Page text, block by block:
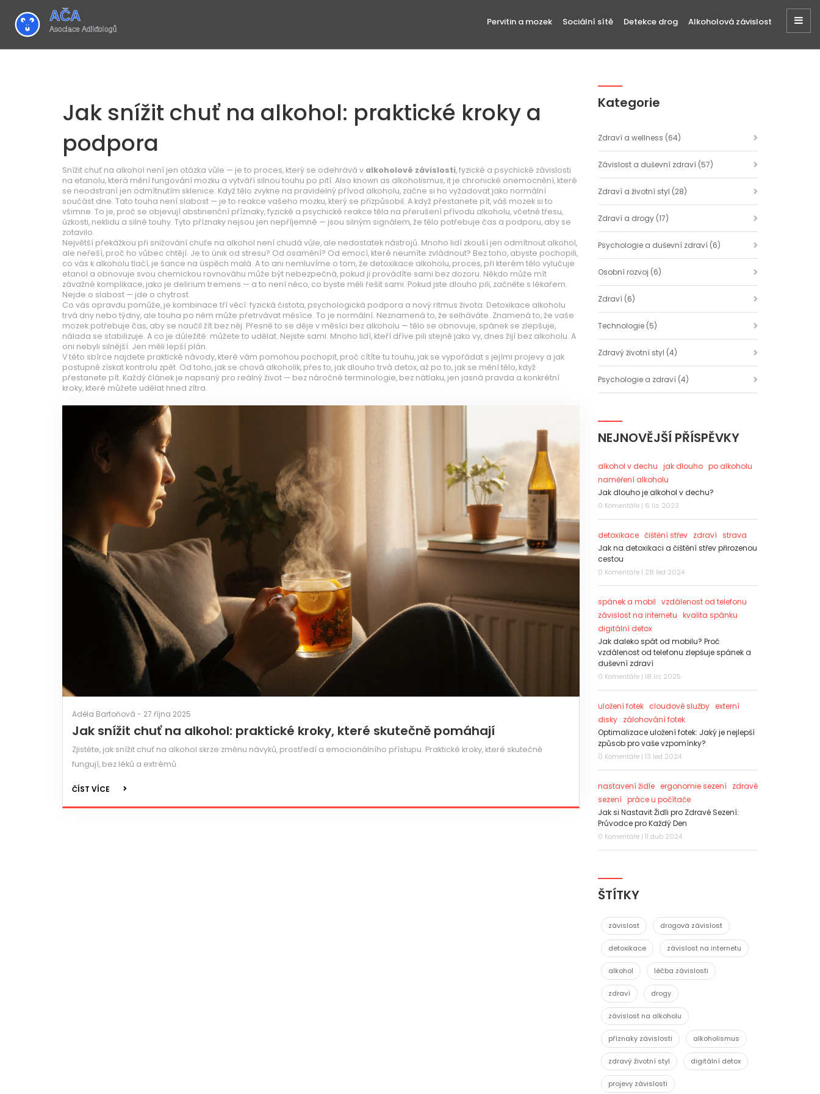
Pervitin a mozek Sociální sítě Detekce drog Alkoholová závislost
Jak snížit chuť na alkohol: praktické kroky a
podpora
Snížit chuť na alkohol není jen otázka vůle — je to proces, který se odehrává v alkoholové závislosti,fyzické a psychické závislosti
na etanolu, která mění fungování mozku a vytváří silnou touhu po pití. Also known as alkoholismus, it je chronické onemocnění, které
se neodstraní jen odmítnutím sklenice. Když tělo zvykne na pravidelný přívod alkoholu, začne si ho vyžadovat jako normální
součást dne. Tato touha není slabost — je to reakce vašeho mozku, který se přizpůsobil. A když přestanete pít, váš mozek si to
všimne. To je, proč se objevují abstinenční příznaky,fyzické a psychické reakce těla na přerušení přívodu alkoholu, včetně třesu,
úzkosti, neklidu a silné touhy. Tyto příznaky nejsou jen nepříjemné — jsou silným signálem, že tělo potřebuje čas a podporu, aby se
zotavilo.
Největší překážkou při snižování chuťe na alkohol není chudá vůle, ale nedostatek nástrojů. Mnoho lidí zkouší jen odmítnout alkohol,
ale neřeší, proč ho vůbec chtějí. Je to únik od stresu? Od osamění? Od emocí, které neumíte zvládnout? Bez toho, abyste pochopili,
co vás k alkoholu tlačí, je šance na úspěch malá. A to ani nemluvíme o tom, že detoxikace alkoholu, proces, při kterém tělo vylučuje
etanol a obnovuje svou chemickou rovnováhu může být nebezpečná, pokud ji provádíte sami bez dozoru. Někdo může mít
závažné komplikace, jako je delirium tremens — a to není něco, co byste měli řešit sami. Pokud jste dlouho pili, začněte s lékařem.
Nejde o slabost — jde o chytrost.
Co vás opravdu pomůže, je kombinace tří věcí: fyzická čistota, psychologická podpora a nový ritmus života. Detoxikace alkoholu
trvá dny nebo týdny, ale touha po něm může přetrvávat měsíce. To je normální. Neznamená to, že selháváte. Znamená to, že vaše
mozek potřebuje čas, aby se naučil žít bez něj. Přesně to se děje v měsíci bez alkoholu — tělo se obnovuje, spánek se zlepšuje,
nálada se stabilizuje. A co je důležité: můžete to udělat. Nejste sami. Mnoho lidí, kteří dříve pili stejně jako vy, dnes žijí bez alkoholu. A
oni nebyli silnější. Jen měli lepší plán.
V této sbírce najdete praktické návody, které vám pomohou pochopit, proč cítíte tu touhu, jak se vypořádat s jejími projevy a jak
postupně získat kontrolu zpět. Od toho, jak se chová alkoholik, přes to, jak dlouho trvá detox, až po to, jak se mění tělo, když
přestanete pít. Každý článek je napsaný pro reálný život — bez náročné terminologie, bez nátlaku, jen jasná pravda a konkrétní
kroky, které můžete udělat hned zítra.
Adéla Bartoňová - 27 října 2025
Jak snížit chuť na alkohol: praktické kroky, které skutečně pomáhají
Zjistěte, jak snížit chuť na alkohol skrze změnu návyků, prostředí a emocionálního přístupu. Praktické kroky, které skutečně
fungují, bez léků a extrémů.
ČÍST VÍCE
Kategorie
Zdraví a wellness (64)
Závislost a duševní zdraví (57)
Zdraví a životní styl (28)
Zdraví a drogy (17)
Psychologie a duševní zdraví (6)
Osobní rozvoj (6)
Zdraví (6)
Technologie (5)
Zdravý životní styl (4)
Psychologie a zdraví (4)
NEJNOVĚJŠÍ PŘÍSPĚVKY
alkohol v dechu jak dlouho po alkoholu
naměření alkoholu
Jak dlouho je alkohol v dechu?
0 Komentáře | 6 lis 2023
detoxikace čištění střev zdraví strava
Jak na detoxikaci a čištění střev přirozenou
cestou
0 Komentáře | 28 led 2024
spánek a mobil vzdálenost od telefonu
závislost na internetu kvalita spánku
digitální detox
Jak daleko spát od mobilu? Proč
vzdálenost od telefonu zlepšuje spánek a
duševní zdraví
0 Komentáře | 18 lis 2025
uložení fotek cloudové služby
externí
disky
zálohování fotek
Optimalizace uložení fotek: Jaký je nejlepší
způsob pro vaše vzpomínky?
0 Komentáře | 13 led 2024
nastavení židle ergonomie sezení
zdravé
sezení práce u počítače
Jak si Nastavit Židli pro Zdravé Sezení:
Průvodce pro Každý Den
0 Komentáře | 11 dub 2024
ŠTÍTKY
závislost drogová závislost
detoxikace závislost na internetu
alkohol léčba závislosti
zdraví drogy
závislost na alkoholu
příznaky závislosti alkoholismus
zdravý životní styl digitální detox
projevy závislosti